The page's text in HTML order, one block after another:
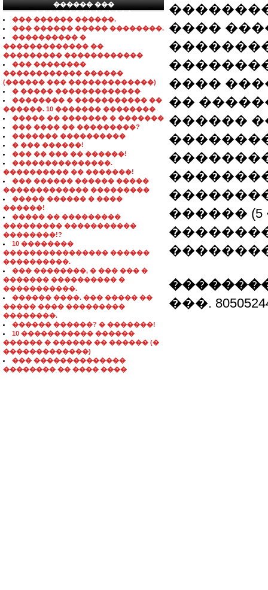
������ ���
���������������
��� ������ ������.
��� ������ ����� ��������.
���������� �
������������� ��
��������� ������������
��� ��������
������������ ������
(������ ��� �������������)
� ����� �������������
�������� � ����������� ��
������. 10 ������� ��������
����� �� ������� � �������
��� ���� �� ���������?
������� ����������
� ��� ������!
��� �� ��� �� ������!
���������������.
���������� �� �������!
��� ������ ������ �����
������������� ���������
����� ������ � ����
������!
����� �� ���������
��������� �����������
��������!?
10 ��������
���������������� ������
����������.
��� ��������, � ��� ��� �
������� ���������� �
�����������.
������ ����. ��� ����� ��
����� ���� ���������
��������.
������ ������? � �������!
10 ����������� ������
������ � ������ �� ������ (�
�������������)
��� ��������������
�������� �� ���� ����
����
����
��
������
������
���.